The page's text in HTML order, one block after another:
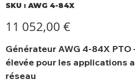
SKU : SKU
AWG
AWG 4-84X
11 052,00 €
Générateur AWG 4-84X PTO
élevée pour les applications
réseau